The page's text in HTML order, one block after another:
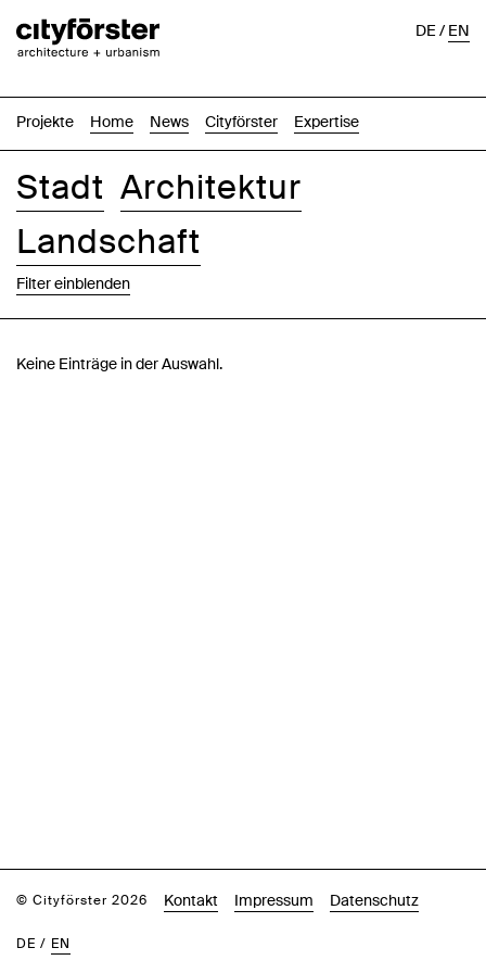
Projekte Home News Cityförster Expertise
DE/EN
Stadt Architektur
Landschaft
Filter einblenden
Keine Einträge in der Auswahl.
© Cityförster 2026 Kontakt Impressum Datenschutz
DE / EN